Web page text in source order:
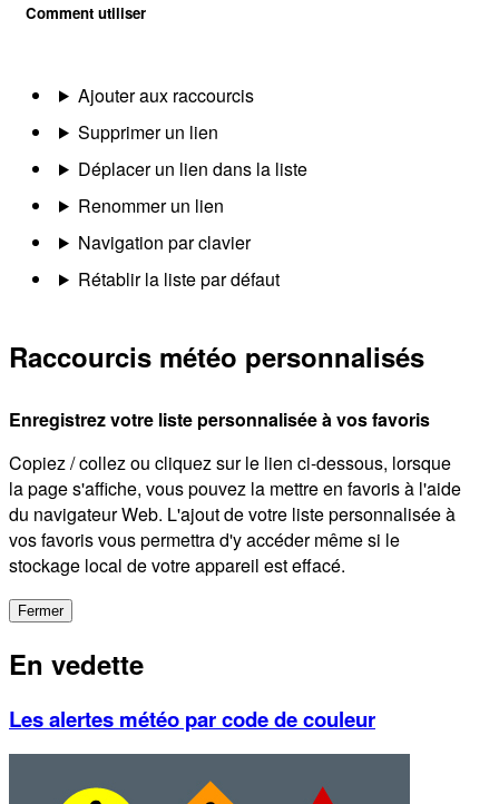
Comment utiliser
Ajouter aux raccourcis
Supprimer un lien
Déplacer un lien dans la liste
Renommer un lien
Navigation par clavier
Rétablir la liste par défaut
Raccourcis météo personnalisés
Enregistrez votre liste personnalisée à vos favoris
Copiez / collez ou cliquez sur le lien ci-dessous, lorsque
la page s'affiche, vous pouvez la mettre en favoris à l'aide
du navigateur Web. L'ajout de votre liste personnalisée à
vos favoris vous permettra d'y accéder même si le
stockage local de votre appareil est effacé.
Fermer
En vedette
Les alertes météo par code de couleur